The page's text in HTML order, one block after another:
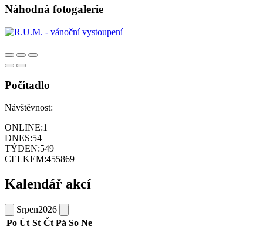
Náhodná fotogalerie
Počítadlo
Návštěvnost:
ONLINE:1
DNES:54
TÝDEN:549
CELKEM:455869
Kalendář akcí
Srpen2026
Po Út St Čt Pá So Ne